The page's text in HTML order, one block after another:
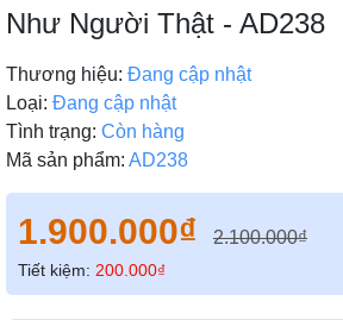
Như Người Thật - AD238
Thương hiệu: Đang cập nhật
Loại: Đang cập nhật
Tình trạng: Còn hàng
Mã sản phẩm: AD238
1.900.000₫ 2.100.000₫
Tiết kiệm: 200.000₫